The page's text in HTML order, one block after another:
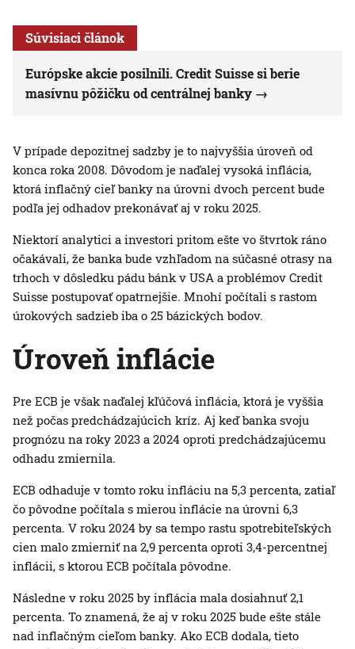
Súvisiaci článok
Európske akcie posilnili. Credit Suisse si berie
masívnu pôžičku od centrálnej banky
V prípade depozitnej sadzby je to najvyššia úroveň od
konca roka 2008. Dôvodom je naďalej vysoká inflácia,
ktorá inflačný cieľ banky na úrovni dvoch percent bude
podľa jej odhadov prekonávať aj v roku 2025.
Niektorí analytici a investori pritom ešte vo štvrtok ráno
očakávali, že banka bude vzhľadom na súčasné otrasy na
trhoch v dôsledku pádu bánk v USA a problémov Credit
Suisse postupovať opatrnejšie. Mnohí počítali s rastom
úrokových sadzieb iba o 25 bázických bodov.
Úroveň inflácie
Pre ECB je však naďalej kľúčová inflácia, ktorá je vyššia
než počas predchádzajúcich kríz. Aj keď banka svoju
prognózu na roky 2023 a 2024 oproti predchádzajúcemu
odhadu zmiernila.
ECB odhaduje v tomto roku infláciu na 5,3 percenta, zatiaľ
čo pôvodne počítala s mierou inflácie na úrovni 6,3
percenta. V roku 2024 by sa tempo rastu spotrebiteľských
cien malo zmierniť na 2,9 percenta oproti 3,4-percentnej
inflácii, s ktorou ECB počítala pôvodne.
Následne v roku 2025 by inflácia mala dosiahnuť 2,1
percenta. To znamená, že aj v roku 2025 bude ešte stále
nad inflačným cieľom banky. Ako ECB dodala, tieto